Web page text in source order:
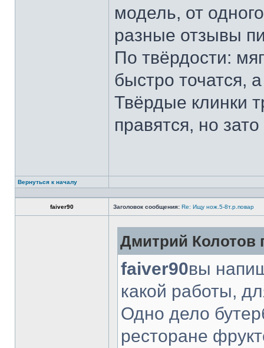
модель, от
разные отзывы
По твёрдости:
быстро точатся,
Твёрдые клинки
правятся, но
Вернуться к началу
faiver90 Заголовок сообщения: Re: Ищу нож.5-8т.р.повар
Дмитрий Колотов
faiver90вы
какой работы,
Одно дело
ресторане